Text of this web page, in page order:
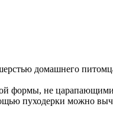
домашнего
формы, не
пуходерки можно